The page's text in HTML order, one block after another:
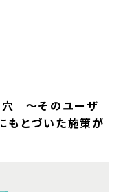
穴 ～そのユーザ
もとづいた施策が